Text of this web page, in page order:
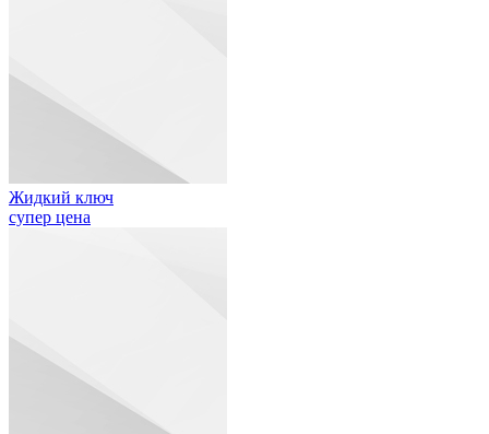
Жидкий ключ
супер цена